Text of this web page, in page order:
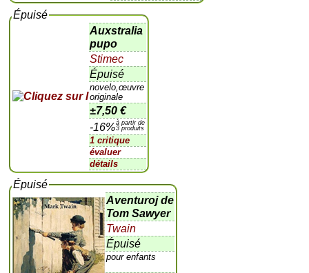
Épuisé
Auxstralia
pupo
Stimec
Épuisé
novelo,œuvre
originale
±7,50 €
-16%à partir de
3 produits
1 critique
évaluer
détails
Épuisé
Aventuroj de
Tom Sawyer
Twain
Épuisé
pour enfants